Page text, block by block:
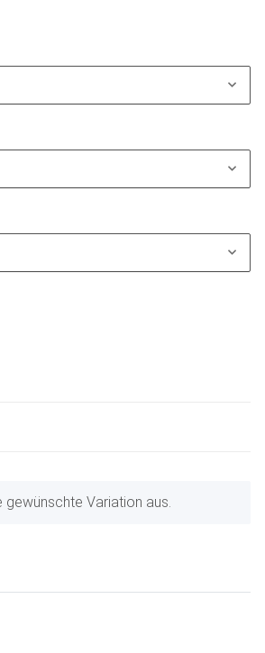
Variation aus.